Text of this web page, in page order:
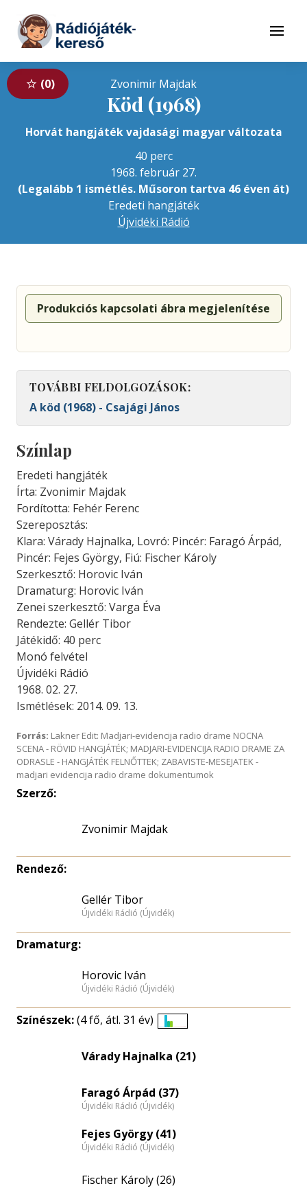
Tovább a tartalomhoz
Menü
0 Zvonimir Majdak
Köd (1968)
Horvát hangjáték vajdasági magyar változata
40 perc
1968. február 27.
(Legalább 1 ismétlés. Műsoron tartva 46 éven át)
Eredeti hangjáték
Újvidéki Rádió
Produkciós kapcsolati ábra megjelenítése
TOVÁBBI FELDOLGOZÁSOK:
A köd (1968) - Csajági János
Színlap
Eredeti hangjáték
Írta: Zvonimir Majdak
Fordította: Fehér Ferenc
Szereposztás:
Klara: Várady Hajnalka, Lovró: Pincér: Faragó Árpád,
Pincér: Fejes György, Fiú: Fischer Károly
Szerkesztő: Horovic Iván
Dramaturg: Horovic Iván
Zenei szerkesztő: Varga Éva
Rendezte: Gellér Tibor
Játékidő: 40 perc
Monó felvétel
Újvidéki Rádió
1968. 02. 27.
Ismétlések: 2014. 09. 13.
Forrás: Lakner Edit: Madjari-evidencija radio drame NOCNA
SCENA - RÖVID HANGJÁTÉK; MADJARI-EVIDENCIJA RADIO DRAME ZA
ODRASLE - HANGJÁTÉK FELNŐTTEK; ZABAVISTE-MESEJATEK -
madjari evidencija radio drame dokumentumok
Szerző:
Zvonimir Majdak
Rendező:
Gellér Tibor
Újvidéki Rádió (Újvidék)
Dramaturg:
Horovic Iván
Újvidéki Rádió (Újvidék)
Színészek:(4 fő, átl. 31 év)
eloszlás
Várady Hajnalka (21)
Faragó Árpád (37)
Újvidéki Rádió (Újvidék)
Fejes György (41)
Újvidéki Rádió (Újvidék)
Fischer Károly (26)